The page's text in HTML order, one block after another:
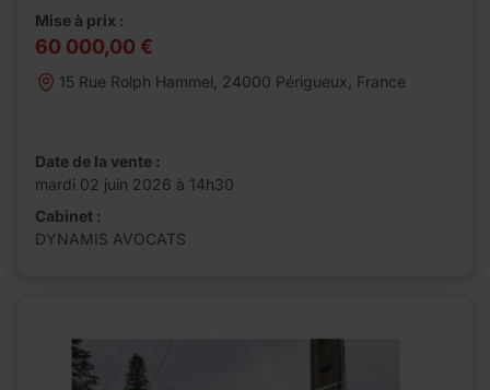
Mise à prix :
60 000,00 €
15 Rue Rolph Hammel, 24000 Périgueux, France
Date de la vente :
mardi 02 juin 2026 à 14h30
Cabinet :
DYNAMIS AVOCATS